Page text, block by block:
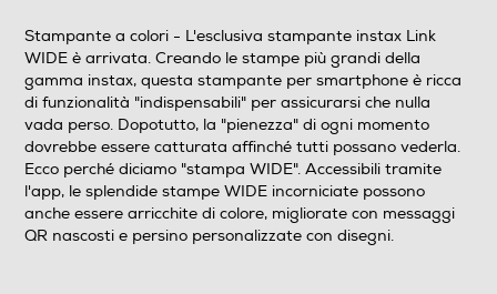
Bluetooth
Bluetooth 4.2
Wireless
Interfacce
Stampante a colori - L'esclusiva stampante instax Link
WIDE è arrivata. Creando le stampe più grandi della
gamma instax, questa stampante per smartphone è ricca
di funzionalità "indispensabili" per assicurarsi che nulla
vada perso. Dopotutto, la "pienezza" di ogni momento
dovrebbe essere catturata affinché tutti possano vederla.
Ecco perché diciamo "stampa WIDE". Accessibili tramite
l'app, le splendide stampe WIDE incorniciate possono
anche essere arricchite di colore, migliorate con messaggi
QR nascosti e persino personalizzate con disegni.